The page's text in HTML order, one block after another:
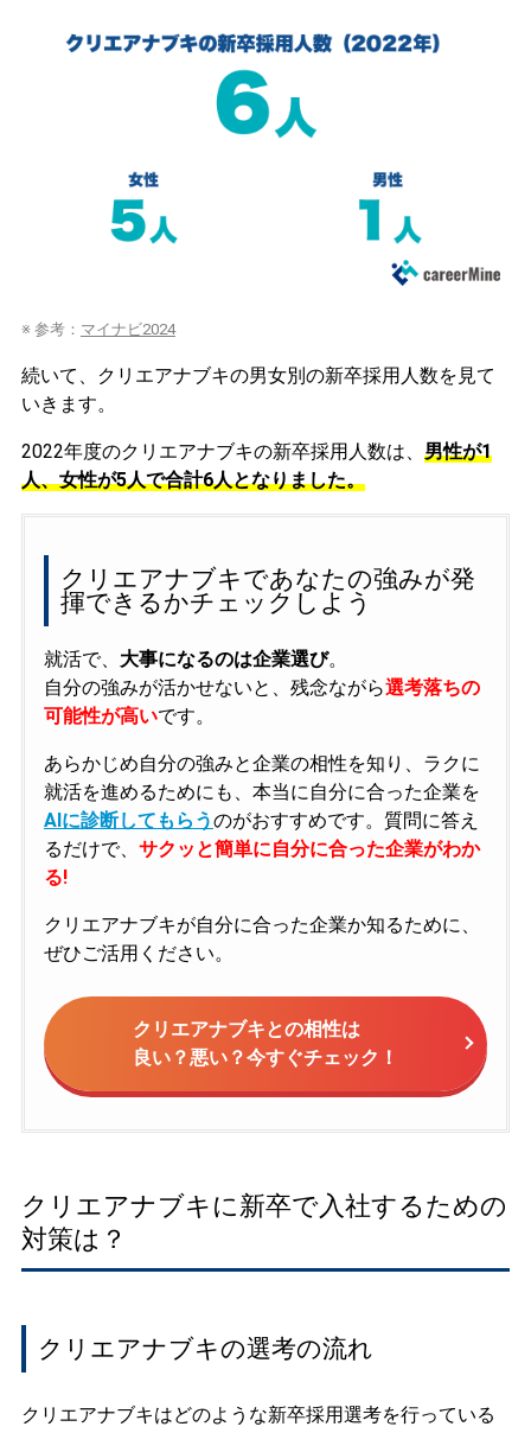
※ 参考： マイナビ2024
続いて、クリエアナブキの男女別の新卒採用人数を見て
いきます。
2022年度のクリエアナブキの新卒採用人数は、 男性が1
人、女性が5人で合計6人となりました。
クリエアナブキであなたの強みが発
揮できるかチェックしよう
就活で、 大事になるのは企業選び。
自分の強みが活かせないと、残念ながら選考落ちの
可能性が高いです。
あらかじめ自分の強みと企業の相性を知り、ラクに
就活を進めるためにも、本当に自分に合った企業を
AIに診断してもらうのがおすすめです。質問に答え
るだけで、 サクッと簡単に自分に合った企業がわか
る!
クリエアナブキが自分に合った企業か知るために、
ぜひご活用ください。
クリエアナブキとの相性は
良い？悪い？今すぐチェック！
クリエアナブキに新卒で入社するための
対策は？
クリエアナブキの選考の流れ
クリエアナブキはどのような新卒採用選考を行っている